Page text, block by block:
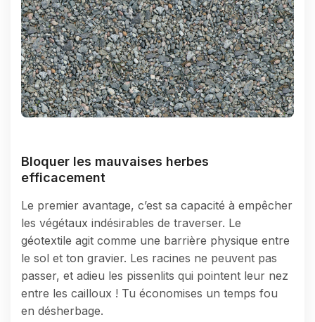
Bloquer les mauvaises herbes
efficacement
Le premier avantage, c’est sa capacité à empêcher
les végétaux indésirables de traverser. Le
géotextile agit comme une barrière physique entre
le sol et ton gravier. Les racines ne peuvent pas
passer, et adieu les pissenlits qui pointent leur nez
entre les cailloux ! Tu économises un temps fou
en désherbage.